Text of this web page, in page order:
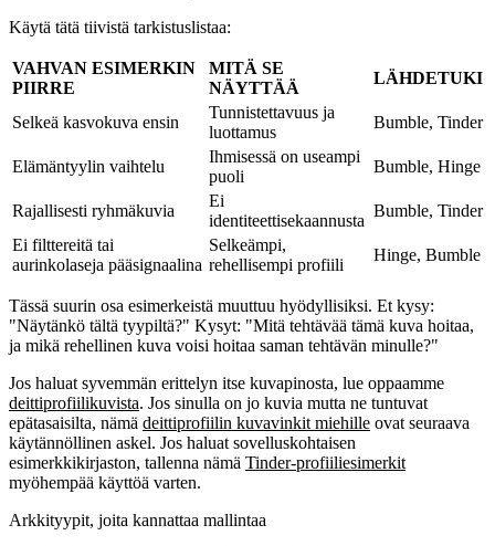
Käytä tätä tiivistä tarkistuslistaa:
VAHVAN ESIMERKIN
PIIRRE
MITÄ SE
NÄYTTÄÄ
LÄHDETUKI
Selkeä kasvokuva ensin
Tunnistettavuus ja
luottamus
Bumble, Tinder
Elämäntyylin vaihtelu
Ihmisessä on useampi
puoli
Bumble, Hinge
Rajallisesti ryhmäkuvia
Ei
identiteettisekaannusta
Bumble, Tinder
Ei filttereitä tai
aurinkolaseja pääsignaalina
Selkeämpi,
rehellisempi profiili
Hinge, Bumble
Tässä suurin osa esimerkeistä muuttuu hyödyllisiksi. Et kysy:
"Näytänkö tältä tyypiltä?" Kysyt: "Mitä tehtävää tämä kuva hoitaa,
ja mikä rehellinen kuva voisi hoitaa saman tehtävän minulle?"
Jos haluat syvemmän erittelyn itse kuvapinosta, lue oppaamme
deittiprofiilikuvista. Jos sinulla on jo kuvia mutta ne tuntuvat
epätasaisilta, nämä deittiprofiilin kuvavinkit miehille ovat seuraava
käytännöllinen askel. Jos haluat sovelluskohtaisen
esimerkkikirjaston, tallenna nämä Tinder-profiiliesimerkit
myöhempää käyttöä varten.
Arkkityypit, joita kannattaa mallintaa